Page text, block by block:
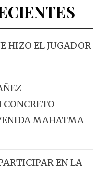
HIZO EL JUGADOR
MAHATMA
EN LA